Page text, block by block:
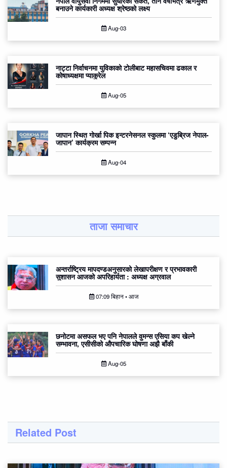
बनाउने कार्यकारी अध्यक्ष श्रेष्ठको लक्ष्य
Aug-03
नाट्टा निर्वाचनमा युविकाको टोलीबाट महासचिवमा ढकाल र
कोषाध्यक्षमा प्याकुरेल
Aug-05
जापान स्थित गोर्खा पिक इन्टरनेसनल स्कुलमा ‘एडुब्रिज नेपाल-
जापान’ कार्यक्रम सम्पन्न
Aug-04
ताजा समाचार
अन्तर्राष्ट्रिय मापदण्डअनुसारको लेखापरीक्षण र प्रभावकारी
सुशासन आजको अपरिहार्यता : अध्यक्ष अग्रवाल
07:09 बिहान • आज
छनोटमा असफल भए पनि नेपालले वुमन्स एसिया कप खेल्ने
सम्भावना, एसीसीको औपचारिक घोषणा अझै बाँकी
Aug-05
Related Post